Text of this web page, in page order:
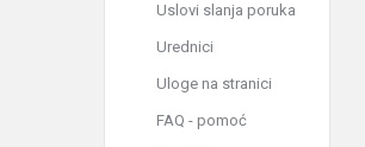
Uslovi slanja poruka
Urednici
Uloge na stranici
FAQ - pomoć